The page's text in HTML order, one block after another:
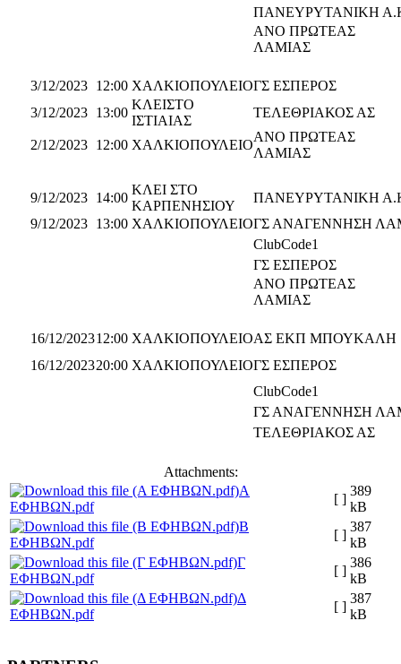
ΠΑΝΕΥΡΥΤΑΝΙΚΗ
ΑΝΟ ΠΡΩΤΕΑΣ
ΛΑΜΙΑΣ
3/12/2023 12:00 ΧΑΛΚΙΟΠΟΥΛΕΙΟΓΣ ΕΣΠΕΡΟΣ
3/12/2023 13:00
ΚΛΕΙΣΤΟ
ΙΣΤΙΑΙΑΣ
ΤΕΛΕΘΡΙΑΚΟΣ ΑΣ
2/12/2023 12:00 ΧΑΛΚΙΟΠΟΥΛΕΙΟ
ΑΝΟ ΠΡΩΤΕΑΣ
ΛΑΜΙΑΣ
9/12/2023 14:00
ΚΛΕΙ ΣΤΟ
ΚΑΡΠΕΝΗΣΙΟΥ
ΠΑΝΕΥΡΥΤΑΝΙΚΗ
9/12/2023 13:00 ΧΑΛΚΙΟΠΟΥΛΕΙΟΓΣ ΑΝΑΓΕΝΝΗΣΗ
ClubCode1
ΓΣ ΕΣΠΕΡΟΣ
ΑΝΟ ΠΡΩΤΕΑΣ
ΛΑΜΙΑΣ
16/12/202312:00 ΧΑΛΚΙΟΠΟΥΛΕΙΟΑΣ ΕΚΠ ΜΠΟΥΚΑΛΗ
16/12/202320:00 ΧΑΛΚΙΟΠΟΥΛΕΙΟΓΣ ΕΣΠΕΡΟΣ
ClubCode1
ΓΣ ΑΝΑΓΕΝΝΗΣΗ
ΤΕΛΕΘΡΙΑΚΟΣ ΑΣ
Attachments:
A
ΕΦΗΒΩΝ.pdf
[ ]
389
kB
Β
ΕΦΗΒΩΝ.pdf
[ ]
387
kB
Γ
ΕΦΗΒΩΝ.pdf
[ ]
386
kB
Δ
ΕΦΗΒΩΝ.pdf
[ ]
387
kB